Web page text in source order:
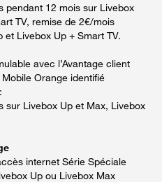
pendant 12 mois sur Livebox
TV, remise de 2€/mois
Livebox Up + Smart TV.
avec l’Avantage client
Orange identifié
sur Livebox Up et Max, Livebox
internet Série Spéciale
Up ou Livebox Max